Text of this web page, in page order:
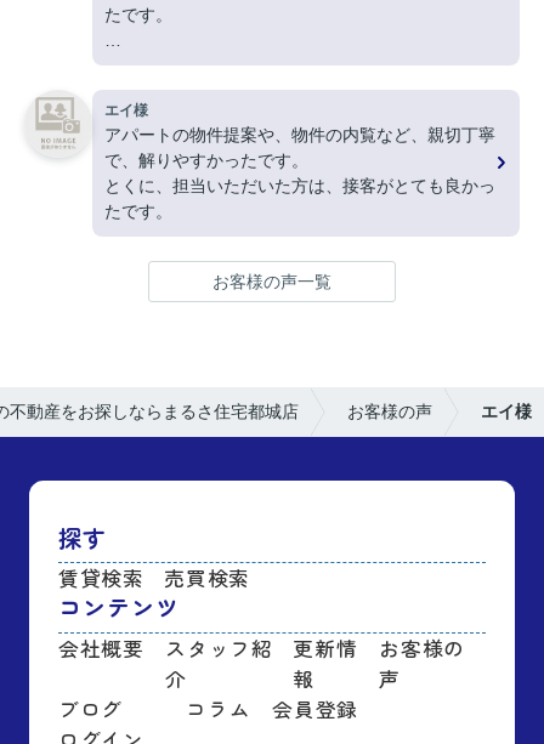
たです。
ありがとうございました。
エイ様
アパートの物件提案や、物件の内覧など、親切丁寧
で、解りやすかったです。
とくに、担当いただいた方は、接客がとても良かっ
たです。
お客様の声一覧
不動産をお探しならまるさ住宅都城店 お客様の声 エイ様
探す
賃貸検索 売買検索
コンテンツ
会社概要
スタッフ紹
介
更新情
報
お客様の
声
ブログ
コラム
会員登録